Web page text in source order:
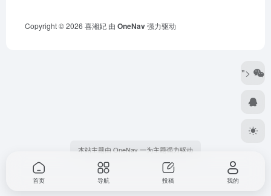
Copyright © 2026 喜湘妃 由 OneNav强力驱动
">
首页 导航 投稿 我的
本站主题由 OneNav 一为主题强力驱动